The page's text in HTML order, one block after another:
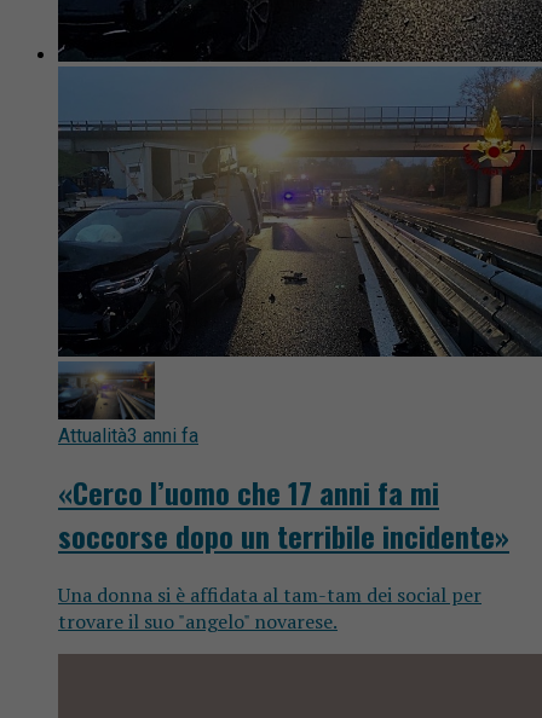
Attualità3 anni fa
«Cerco l’uomo che 17 anni fa mi
soccorse dopo un terribile incidente»
Una donna si è affidata al tam-tam dei social per
trovare il suo "angelo" novarese.